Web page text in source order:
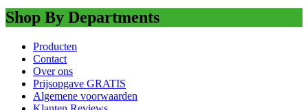
Shop By Departments
Producten
Contact
Over ons
Prijsopgave GRATIS
Algemene voorwaarden